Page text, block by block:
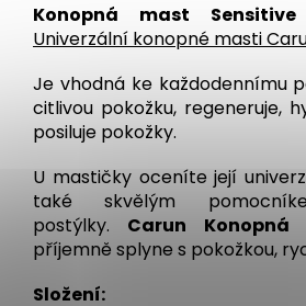
Konopná mast Sensitive
Univerzální konopné masti
Je vhodná ke každodennímu
citlivou pokožku, regeneruje,
posiluje pokožky.
U mastičky oceníte její
také skvělým
postýlky. Carun Konopná
příjemně splyne s pokožkou,
Složení: